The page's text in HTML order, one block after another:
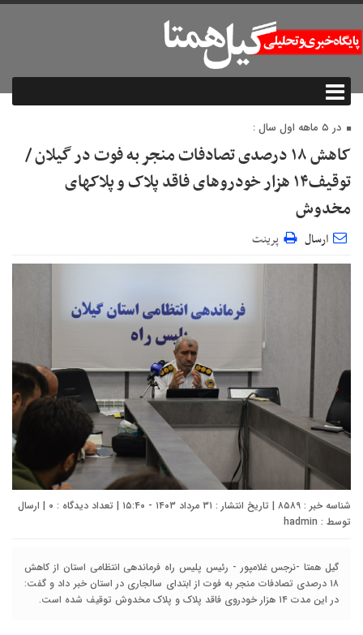
در ۵ ماهه اول سال :
کاهش ۱۸ درصدی تصادفات منجر به فوت در گیلان /
توقیف۱۴ هزار خودروهای فاقد پلاک‌ و پلاکهای
مخدوش
ارسال پرینت
شناسه خبر : ۸۵۸۹ | تاریخ انتشار : ۳۱ مرداد ۱۴۰۳ - ۱۵:۴۰ | تعداد دیدگاه : ۰ | ارسال
توسط : hadmin
گیل همتا -نرجس غلامپور - رئیس پلیس راه فرماندهی انتظامی استان از کاهش
۱۸ درصدی تصادفات منجر به فوت از ابتدای سالجاری در استان خبر داد و گفت:
در این مدت ۱۴ هزار خودروی فاقد پلاک‌ و پلاک مخدوش توقیف شده است.